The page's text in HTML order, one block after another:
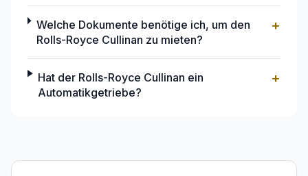
Welche Dokumente benötige ich, um den
Rolls-Royce Cullinan zu mieten?
+
Hat der Rolls-Royce Cullinan ein
Automatikgetriebe?
+